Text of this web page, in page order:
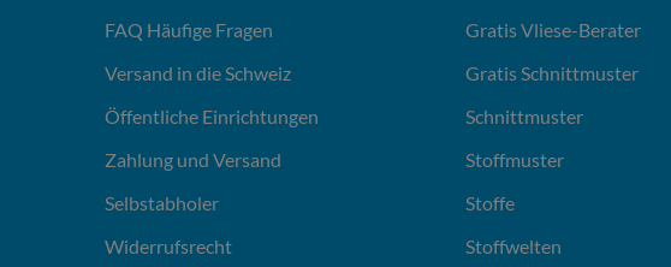
FAQ Häufige Fragen
Versand in die Schweiz
Öffentliche Einrichtungen
Zahlung und Versand
Selbstabholer
Widerrufsrecht
Gratis Vliese-Berater
Gratis Schnittmuster
Schnittmuster
Stoffmuster
Stoffe
Stoffwelten